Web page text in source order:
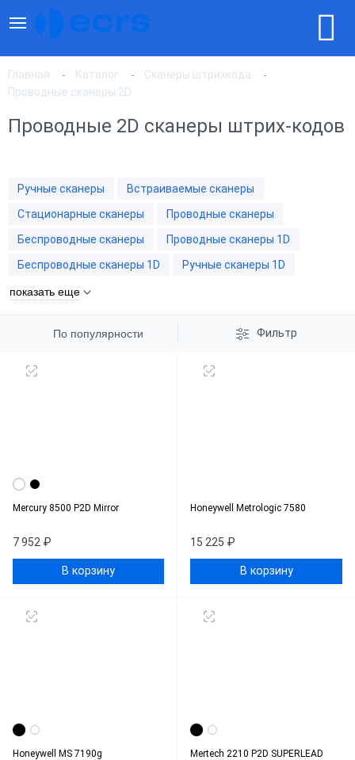
Главная Каталог
Сканеры штрихкода
Проводные сканеры 2D
Проводные 2D сканеры штрих-кодов
Ручные сканеры
Встраиваемые сканеры
Стационарные сканеры
Проводные сканеры
Беспроводные сканеры
Проводные сканеры 1D
Беспроводные сканеры 1D
Ручные сканеры 1D
показать еще
По популярности Фильтр
По популярности
По цене, по возрастанию
По цене, по убыванию
Mercury 8500 P2D Mirror
7 952 ₽
В корзину
Honeywell Metrologic 7580
15 225 ₽
В корзину
Honeywell MS 7190g
Mertech 2210 P2D SUPERLEAD